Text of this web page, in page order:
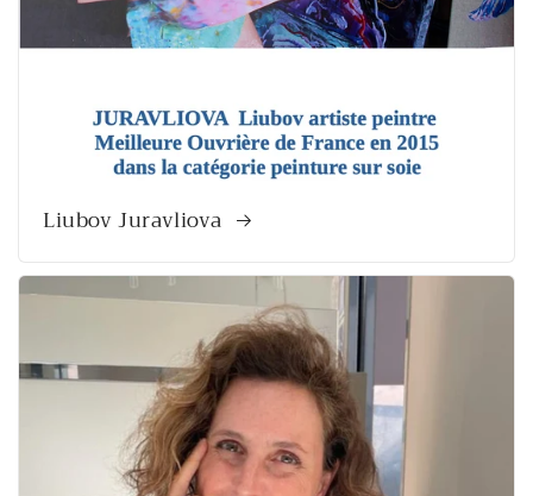
Liubov Juravliova